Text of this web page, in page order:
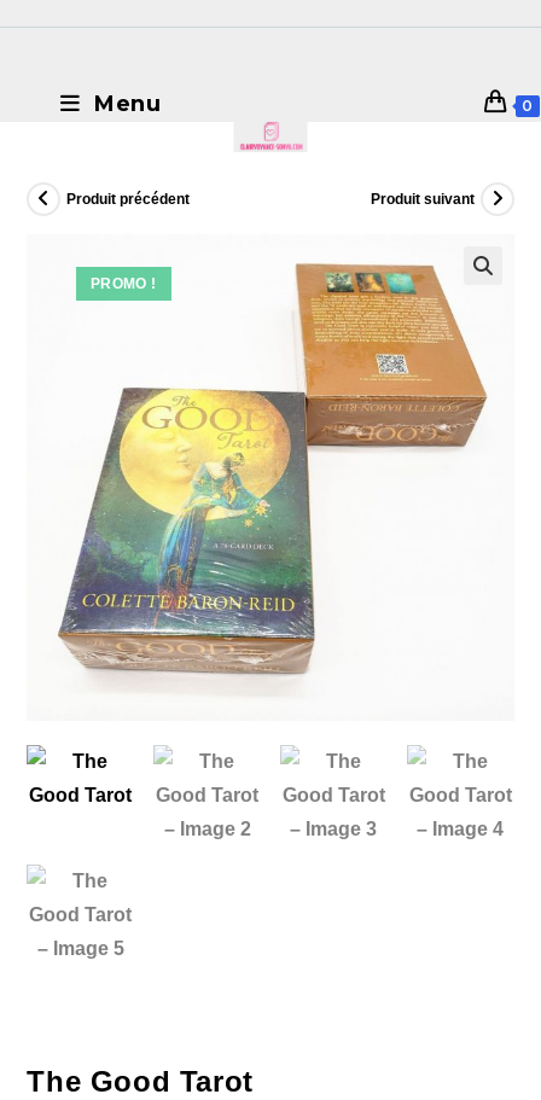
Menu 0
PROMO !
Produit précédent Produit suivant
The Good Tarot